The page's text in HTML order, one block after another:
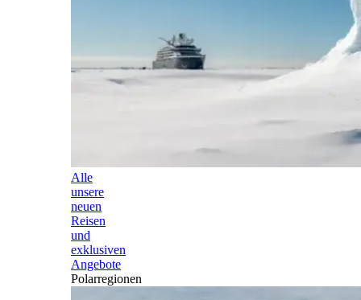
Alle
unsere
neuen
Reisen
und
exklusiven
Angebote
Polarregionen